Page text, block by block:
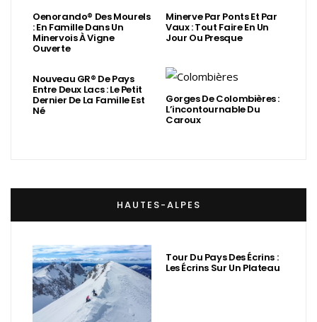
Oenorando® Des Mourels
: En Famille Dans Un
Minervois À Vigne
Ouverte
Minerve Par Ponts Et Par
Vaux : Tout Faire En Un
Jour Ou Presque
Nouveau GR® De Pays
Entre Deux Lacs : Le Petit
Dernier De La Famille Est
Né
Gorges De Colombières :
L’incontournable Du
Caroux
HAUTES-ALPES
Tour Du Pays Des Écrins :
Les Écrins Sur Un Plateau